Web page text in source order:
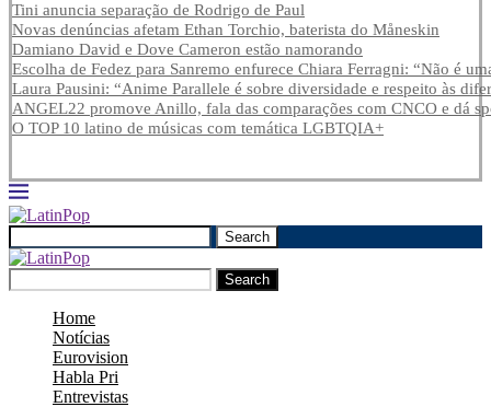
Tini anuncia separação de Rodrigo de Paul
Novas denúncias afetam Ethan Torchio, baterista do Måneskin
Damiano David e Dove Cameron estão namorando
Escolha de Fedez para Sanremo enfurece Chiara Ferragni: “Não é
Laura Pausini: “Anime Parallele é sobre diversidade e respeito às
ANGEL22 promove Anillo, fala das comparações com CNCO e dá
O TOP 10 latino de músicas com temática LGBTQIA+
Search
Search
Home
Notícias
Eurovision
Habla Pri
Entrevistas